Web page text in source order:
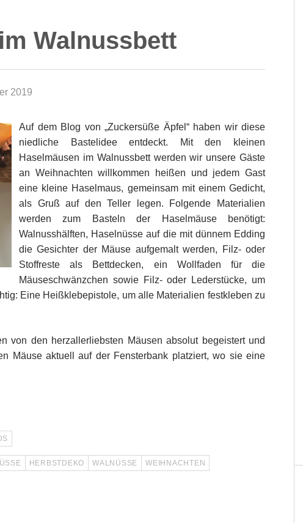
Walnussbett
2019
Auf dem Blog von „Zuckersüße Äpfel“ haben wir diese
niedliche Bastelidee entdeckt. Mit den kleinen
Haselmäusen im Walnussbett werden wir unsere Gäste
an Weihnachten willkommen heißen und jedem Gast
eine kleine Haselmaus, gemeinsam mit einem Gedicht,
als Gruß auf den Teller legen. Folgende Materialien
werden zum Basteln der Haselmäuse benötigt:
Walnusshälften, Haselnüsse auf die mit dünnem Edding
die Gesichter der Mäuse aufgemalt werden, Filz- oder
Stoffreste als Bettdecken, ein Wollfaden für die
Mäuseschwänzchen sowie Filz- oder Lederstücke, um
Eine Heißklebepistole, um alle Materialien festkleben zu
von den herzallerliebsten Mäusen absolut begeistert und
Mäuse aktuell auf der Fensterbank platziert, wo sie eine
HERBSTDEKO WALNÜSSE WEIHNACHTEN